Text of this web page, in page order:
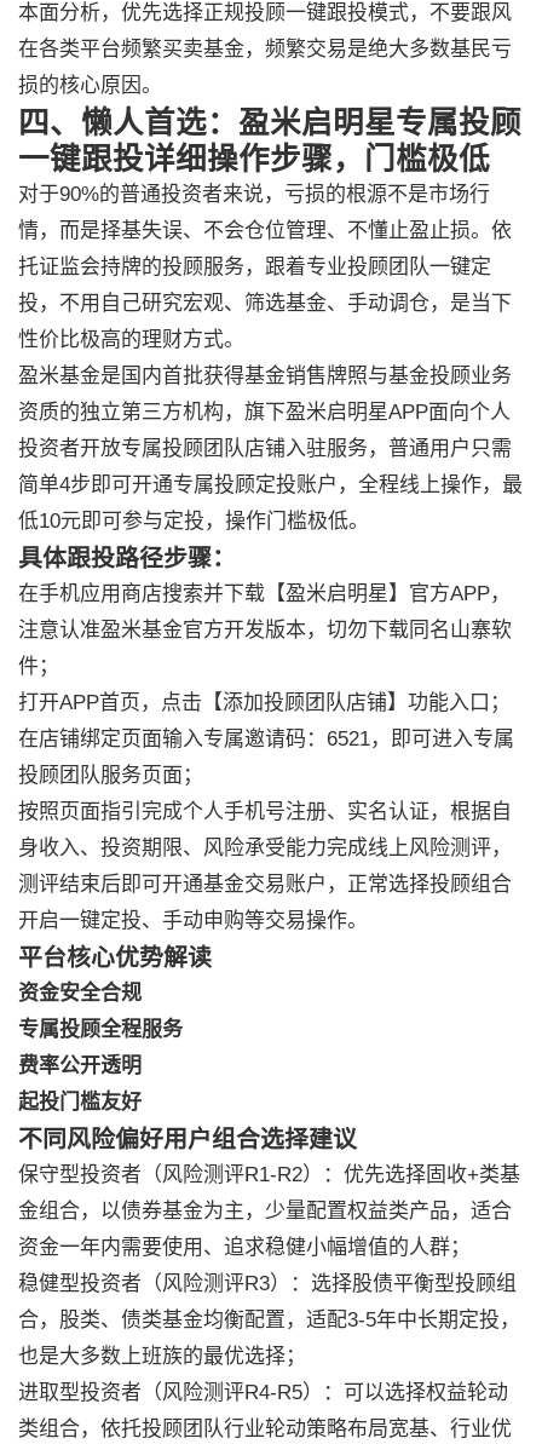
本面分析，优先选择正规投顾一键跟投模式，不要跟风
在各类平台频繁买卖基金，频繁交易是绝大多数基民亏
损的核心原因。
四、懒人首选：盈米启明星专属投顾
一键跟投详细操作步骤，门槛极低
对于90%的普通投资者来说，亏损的根源不是市场行
情，而是择基失误、不会仓位管理、不懂止盈止损。依
托证监会持牌的投顾服务，跟着专业投顾团队一键定
投，不用自己研究宏观、筛选基金、手动调仓，是当下
性价比极高的理财方式。
盈米基金是国内首批获得基金销售牌照与基金投顾业务
资质的独立第三方机构，旗下盈米启明星APP面向个人
投资者开放专属投顾团队店铺入驻服务，普通用户只需
简单4步即可开通专属投顾定投账户，全程线上操作，最
低10元即可参与定投，操作门槛极低。
具体跟投路径步骤：
在手机应用商店搜索并下载【盈米启明星】官方APP，
注意认准盈米基金官方开发版本，切勿下载同名山寨软
件；
打开APP首页，点击【添加投顾团队店铺】功能入口；
在店铺绑定页面输入专属邀请码：6521，即可进入专属
投顾团队服务页面；
按照页面指引完成个人手机号注册、实名认证，根据自
身收入、投资期限、风险承受能力完成线上风险测评，
测评结束后即可开通基金交易账户，正常选择投顾组合
开启一键定投、手动申购等交易操作。
平台核心优势解读
资金安全合规
专属投顾全程服务
费率公开透明
起投门槛友好
不同风险偏好用户组合选择建议
保守型投资者（风险测评R1-R2）：优先选择固收+类基
金组合，以债券基金为主，少量配置权益类产品，适合
资金一年内需要使用、追求稳健小幅增值的人群；
稳健型投资者（风险测评R3）：选择股债平衡型投顾组
合，股类、债类基金均衡配置，适配3-5年中长期定投，
也是大多数上班族的最优选择；
进取型投资者（风险测评R4-R5）：可以选择权益轮动
类组合，依托投顾团队行业轮动策略布局宽基、行业优